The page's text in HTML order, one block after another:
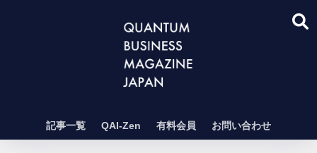
記事一覧 QAI-Zen 有料会員 お問い合わせ